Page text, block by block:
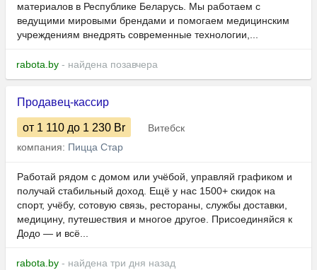
материалов в Республике Беларусь. Мы работаем с
ведущими мировыми брендами и помогаем медицинским
учреждениям внедрять современные технологии,...
rabota.by - найдена позавчера
Продавец-кассир
от 1 110 до 1 230 Br
Витебск
компания: Пицца Стар
Работай рядом с домом или учёбой, управляй графиком и
получай стабильный доход. Ещё у нас 1500+ скидок на
спорт, учёбу, сотовую связь, рестораны, службы доставки,
медицину, путешествия и многое другое. Присоединяйся к
Додо — и всё...
rabota.by - найдена три дня назад